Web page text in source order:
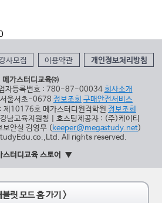
사모집 이용약관 개인정보처리방침
메가스터디교육㈜
자등록번호 : 780-87-00034 회사소개
울서초-0678 정보조회 구매안전서비스
제10176호 메가스터디원격학원 정보조회
남교육지원청 | 호스팅제공자 : (주)케이티
보안실 김영무 (keeper@megastudy.net)
All rights reserved.
스터디교육 스토어
블릿 모드 홈 가기 >